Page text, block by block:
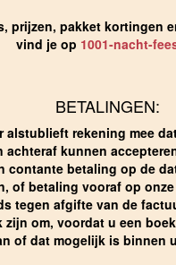
prijzen, pakket kortingen
vind je op 1001-nacht-
BETALINGEN:
alstublieft rekening mee
achteraf kunnen
contante betaling op de
of betaling vooraf op
tegen afgifte van de
zijn om, voordat u een
of dat mogelijk is binnen